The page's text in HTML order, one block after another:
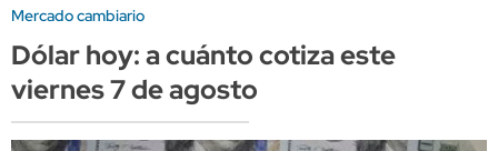
Mercado cambiario
Dólar hoy: a cuánto cotiza este
viernes 7 de agosto